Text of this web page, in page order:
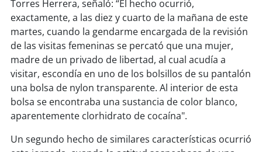
soyantofagasta
soycopiapó
soyvalparaíso
soyquillota
soysanantonio
soychillán
Torres Herrera, señaló: “El hecho ocurrió,
exactamente, a las diez y cuarto de la mañana de este
martes, cuando la gendarme encargada de la revisión
de las visitas femeninas se percató que una mujer,
madre de un privado de libertad, al cual acudía a
visitar, escondía en uno de los bolsillos de su pantalón
una bolsa de nylon transparente. Al interior de esta
bolsa se encontraba una sustancia de color blanco,
aparentemente clorhidrato de cocaína".
Un segundo hecho de similares características ocurrió